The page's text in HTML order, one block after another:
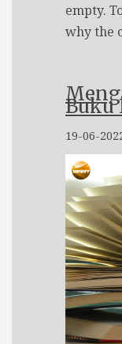
empty.
why the
Buku
19-06-